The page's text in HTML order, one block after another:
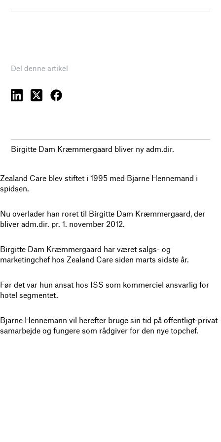
Del denne artikel
Birgitte Dam Kræmmergaard bliver ny adm.dir.
Zealand Care blev stiftet i 1995 med Bjarne Hennemand i
spidsen.
Nu overlader han roret til Birgitte Dam Kræmmergaard, der
bliver adm.dir. pr. 1. november 2012.
Birgitte Dam Kræmmergaard har været salgs- og
marketingchef hos Zealand Care siden marts sidste år.
Før det var hun ansat hos ISS som kommerciel ansvarlig for
hotel segmentet.
Bjarne Hennemann vil herefter bruge sin tid på offentligt-privat
samarbejde og fungere som rådgiver for den nye topchef.